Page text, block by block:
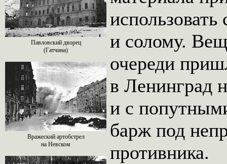
Павловский дворец
(Гатчина)
Вражеский артобстрел
на Невском
использовать
и солому.
очереди
в Ленинград
и с
барж под
противника.